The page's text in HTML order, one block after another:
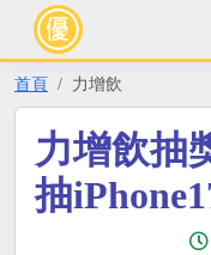
首頁 力增飲
力增飲抽
抽